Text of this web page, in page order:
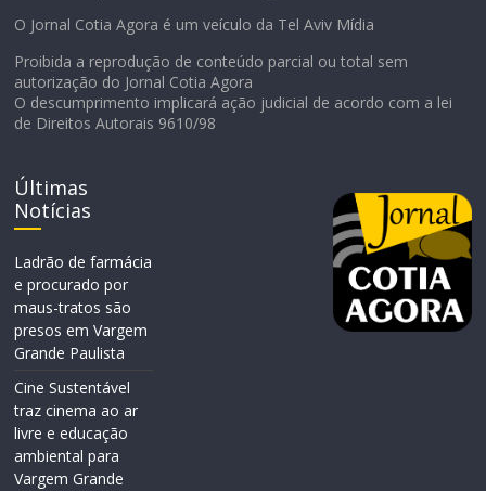
O Jornal Cotia Agora é um veículo da Tel Aviv Mídia
Proibida a reprodução de conteúdo parcial ou total sem
autorização do Jornal Cotia Agora
O descumprimento implicará ação judicial de acordo com a lei
de Direitos Autorais 9610/98
Últimas
Notícias
Ladrão de farmácia
e procurado por
maus-tratos são
presos em Vargem
Grande Paulista
Cine Sustentável
traz cinema ao ar
livre e educação
ambiental para
Vargem Grande